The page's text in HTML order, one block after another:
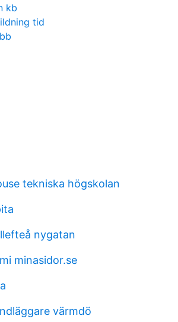
kb
tid
tekniska högskolan
nygatan
minasidor.se
värmdö